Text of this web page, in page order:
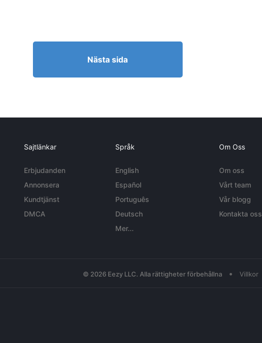
Nästa sida
Sajtlänkar
Erbjudanden
Annonsera
Kundtjänst
DMCA
Språk
English
Español
Português
Deutsch
Mer...
Om Oss
Om oss
Vårt team
Vår blogg
Kontakta oss
© 2026 Eezy LLC. Alla rättigheter förbehållna • Villkor